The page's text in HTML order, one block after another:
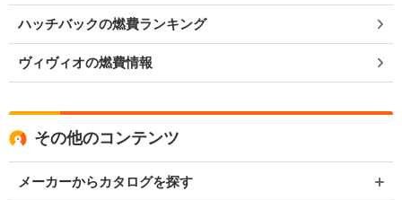
ハッチバックの燃費ランキング
ヴィヴィオの燃費情報
その他のコンテンツ
メーカーからカタログを探す